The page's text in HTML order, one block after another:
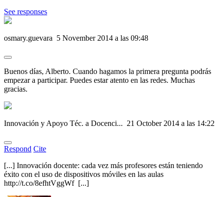
See responses
osmary.guevara 5 November 2014 a las 09:48
Buenos días, Alberto. Cuando hagamos la primera pregunta podrás
empezar a participar. Puedes estar atento en las redes. Muchas
gracias.
Innovación y Apoyo Téc. a Docenci... 21 October 2014 a las 14:22
Respond Cite
[...] Innovación docente: cada vez más profesores están teniendo
éxito con el uso de dispositivos móviles en las aulas
http://t.co/8efhtVggWf [...]